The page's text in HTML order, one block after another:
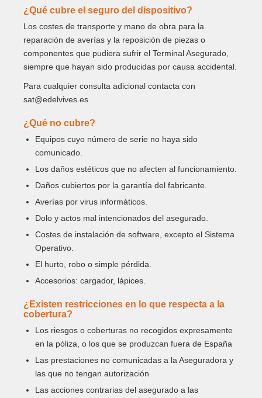
¿Qué cubre el seguro del dispositivo?
Los costes de transporte y mano de obra para la
reparación de averías y la reposición de piezas o
componentes que pudiera sufrir el Terminal Asegurado,
siempre que hayan sido producidas por causa accidental.
Para cualquier consulta adicional contacta con
sat@edelvives.es
¿Qué no cubre?
Equipos cuyo número de serie no haya sido
comunicado.
Los daños estéticos que no afecten al funcionamiento.
Daños cubiertos por la garantía del fabricante.
Averías por virus informáticos.
Dolo y actos mal intencionados del asegurado.
Costes de instalación de software, excepto el Sistema
Operativo.
El hurto, robo o simple pérdida.
Accesorios: cargador, lápices.
¿Existen restricciones en lo que respecta a la
cobertura?
Los riesgos o coberturas no recogidos expresamente
en la póliza, o los que se produzcan fuera de España
Las prestaciones no comunicadas a la Aseguradora y
las que no tengan autorización
Las acciones contrarias del asegurado a las